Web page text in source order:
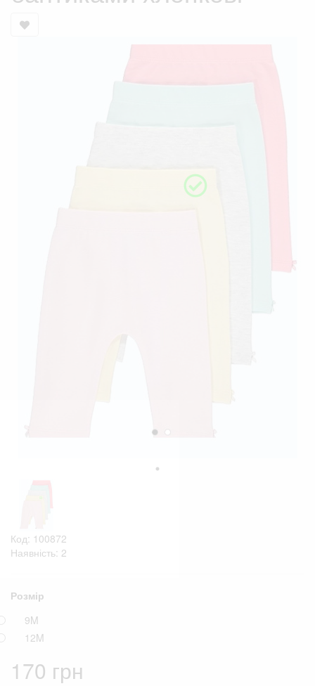
Код: 100872
Наявність: 2
Розмір
9M
12M
170 грн